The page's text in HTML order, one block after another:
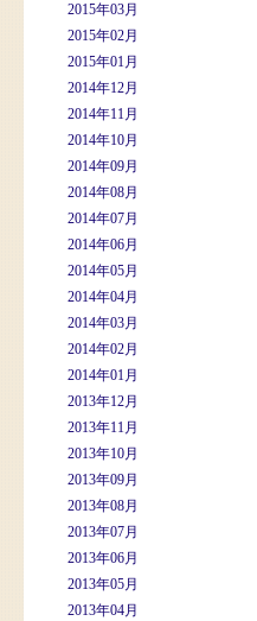
2015年03月
2015年02月
2015年01月
2014年12月
2014年11月
2014年10月
2014年09月
2014年08月
2014年07月
2014年06月
2014年05月
2014年04月
2014年03月
2014年02月
2014年01月
2013年12月
2013年11月
2013年10月
2013年09月
2013年08月
2013年07月
2013年06月
2013年05月
2013年04月